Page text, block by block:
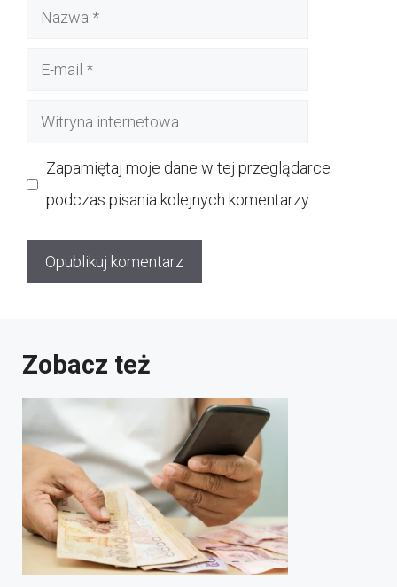
Nazwa
Witryna
Zapamiętaj moje dane w tej przeglądarce
podczas pisania kolejnych komentarzy.
Zobacz też